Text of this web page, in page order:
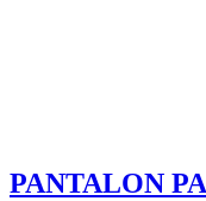
PANTALON